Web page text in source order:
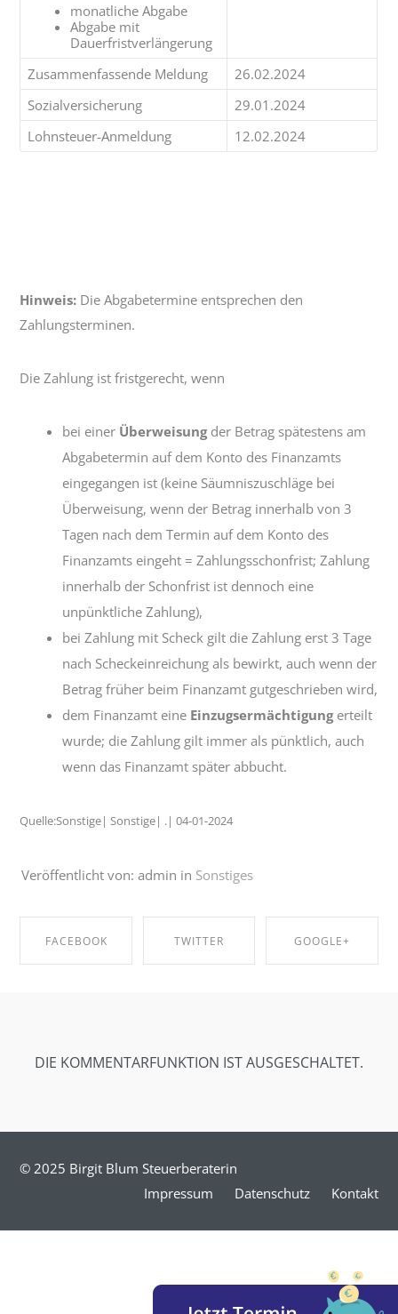
monatliche Abgabe
Abgabe mit
Dauerfristverlängerung
Zusammenfassende Meldung
26.02.2024
Sozialversicherung
29.01.2024
Lohnsteuer-Anmeldung
12.02.2024
Hinweis: Die Abgabetermine entsprechen den
Zahlungsterminen.
Die Zahlung ist fristgerecht, wenn
bei einer Überweisungder Betrag spätestens am
Abgabetermin auf dem Konto des Finanzamts
eingegangen ist (keine Säumniszuschläge bei
Überweisung, wenn der Betrag innerhalb von 3
Tagen nach dem Termin auf dem Konto des
Finanzamts eingeht = Zahlungsschonfrist; Zahlung
innerhalb der Schonfrist ist dennoch eine
unpünktliche Zahlung),
bei Zahlung mit Scheck gilt die Zahlung erst 3 Tage
nach Scheckeinreichung als bewirkt, auch wenn der
Betrag früher beim Finanzamt gutgeschrieben wird,
dem Finanzamt eine Einzugsermächtigungerteilt
wurde; die Zahlung gilt immer als pünktlich, auch
wenn das Finanzamt später abbucht.
Quelle:Sonstige| Sonstige| .| 04-01-2024
Veröffentlicht von: admin in Sonstiges
FACEBOOK TWITTER GOOGLE+
DIE KOMMENTARFUNKTION IST AUSGESCHALTET.
© 2025 Birgit Blum Steuerberaterin
Impressum
Datenschutz Kontakt